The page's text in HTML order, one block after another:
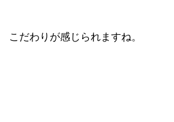
こだわりが感じられますね。